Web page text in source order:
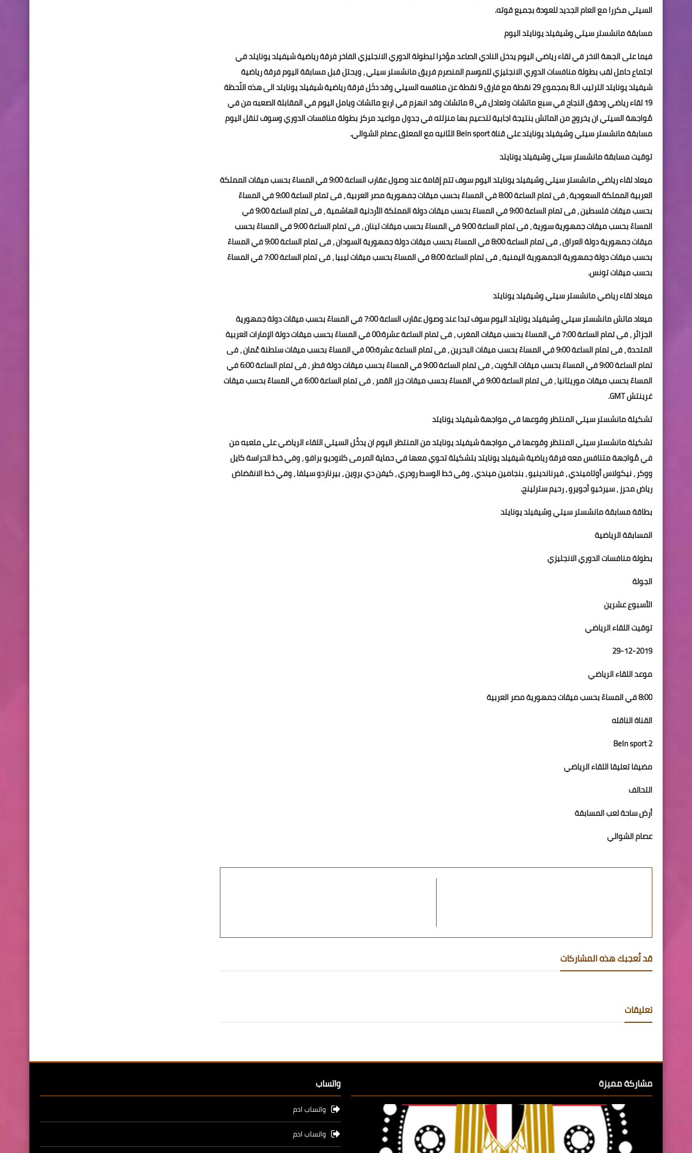
السيتي مكررا مع العام الجديد للعودة بجميع قوته.
مسابقة مانشستر سيتي وشيفيلد يونايتد اليوم
فيما على الجهة الاخر في لقاء رياضي اليوم يدخل النادي الصاعد مؤخرا لبطولة الدوري الانجليزي الفاخر فرقة رياضية شيفيلد يونايتد في
اجتماع حامل لقب بطولة منافسات الدوري الانجليزي للموسم المنصرم فريق مانشستر سيتي ، ويحتل قبل مسابقة اليوم فرقة رياضية
شيفيلد يونايتد الترتيب الـ8 بمجموع 29 نقطة مع فارق 9 نقطة عن منافسه السيتي وقد دخَل فرقة رياضية شيفيلد يونايتد الى هذه اللّحظة
19 لقاء رياضي وحقق النجاح في سبع ماتشات وتعادل في 8 ماتشات وقد انهزم في اربع ماتشات ويامل اليوم في المقابلة الصعبه من في
مُواجهة السيتي ان يخروج من الماتش بنتيجة اجابية لتدعيم بها منزلته في جدول مواعيد مركز بطولة منافسات الدوري وسوف تنقل اليوم
مسابقة مانشستر سيتي وشيفيلد يونايتد علي قناة BeIn sport الثانيه مع المعلق عصام الشوالي.
توقيت مسابقة مانشستر سيتي وشيفيلد يونايتد
ميعاد لقاء رياضي مانشستر سيتي وشيفيلد يونايتد اليوم سوف تتم إقامة عند وصول عقارب الساعة 9:00 في المساءً بحسب ميقات المملكة
العربية المملكة السعودية ، فى تمام الساعة 8:00 في المساءً بحسب ميقات جمهورية مصر العربية ، فى تمام الساعة 9:00 في المساءً
بحسب ميقات فلسطين ، فى تمام الساعة 9:00 في المساءً بحسب ميقات دولة المملكة الأردنية الهاشمية ، فى تمام الساعة 9:00 في
المساءً بحسب ميقات جمهورية سورية ، فى تمام الساعة 9:00 في المساءً بحسب ميقات لبنان ، فى تمام الساعة 9:00 في المساءً بحسب
ميقات جمهورية دولة العراق ، فى تمام الساعة 8:00 في المساءً بحسب ميقات دولة جمهورية السودان ، فى تمام الساعة 9:00 في المساءً
بحسب ميقات دولة جمهورية الجمهورية اليمنية ، فى تمام الساعة 8:00 في المساءً بحسب ميقات ليبيا ، فى تمام الساعة 7:00 في المساءً
بحسب ميقات تونس.
ميعاد لقاء رياضي مانشستر سيتي وشيفيلد يونايتد
ميعاد ماتش مانشستر سيتي وشيفيلد يونايتد اليوم سوف تبدا عند وصول عقارب الساعة 7:00 في المساءً بحسب ميقات دولة جمهورية
الجزائر ، فى تمام الساعة 7:00 في المساءً بحسب ميقات المغرب ، فى تمام الساعة عشرة:00 في المساءً بحسب ميقات دولة الإمارات العربية
المتحدة ، فى تمام الساعة 9:00 في المساءً بحسب ميقات البحرين ، فى تمام الساعة عشرة:00 في المساءً بحسب ميقات سلطنة عُمان ، فى
تمام الساعة 9:00 في المساءً بحسب ميقات الكويت ، فى تمام الساعة 9:00 في المساءً بحسب ميقات دولة قطر ، فى تمام الساعة 6:00 في
المساءً بحسب ميقات موريتانيا ، فى تمام الساعة 9:00 في المساءً بحسب ميقات جزر القمر ، فى تمام الساعة 6:00 في المساءً بحسب ميقات
غرينتش GMT.
تشكيلة مانشستر سيتي المنتظر وقوعها في مواجهة شيفيلد يونايتد
تشكيلة مانشستر سيتي المنتظر وقوعها في مواجهة شيفيلد يونايتد من المنتظر اليوم ان يدخُل السيتي اللقاء الرياضي على ملعبه من
في مُواجهة متنافس معه فرقة رياضية شيفيلد يونايتد بتشكيلة تحوي معها في حماية المرمى كلاوديو برافو ، وفي خط الحراسة كايل
ووكر ، نيكولاس أوتاميندي ، فيرناندينيو ، بنجامين ميندي ، وفي خط الوسط رودري ، كيفن دي بروين ، بيرناردو سيلفا ، وفي خط الانقضاض
رياض محرز ، سيرخيو أجويرو ، رحيم سترلينج.
بطاقة مسابقة مانشستر سيتي وشيفيلد يونايتد
المسابقة الرياضية
بطولة منافسات الدوري الانجليزي
الجولة
الأسبوع عشرين
توقيت اللقاء الرياضي
29-12-2019
موعد اللقاء الرياضي
8:00 في المساءً بحسب ميقات جمهورية مصر العربية
القناة الناقله
BeIn sport 2
مضيفا تعليقا اللقاء الرياضي
التحالف
أرض ساحة لعب المسابقة
عصام الشوالي
قد تُعجبك هذه المشاركات
تعليقات
مشاركة مميزة واتساب
واتساب ادم
واتساب ادم